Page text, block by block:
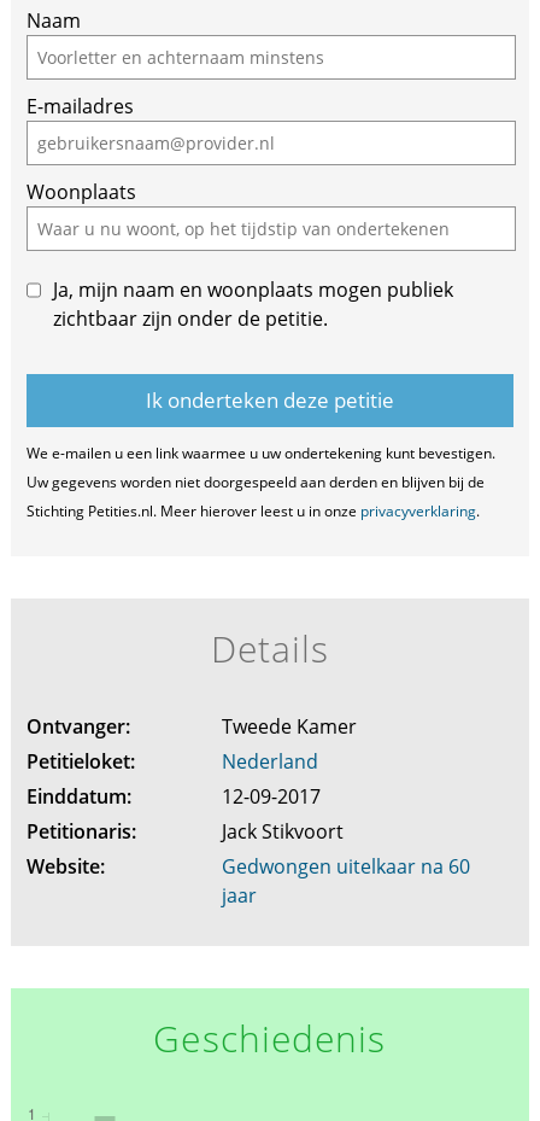
If
you
are
a
human,
ignore
this
field
Naam
E-mailadres
Woonplaats
Ja, mijn naam en woonplaats mogen publiek
zichtbaar zijn onder de petitie.
We e-mailen u een link waarmee u uw ondertekening kunt bevestigen.
Uw gegevens worden niet doorgespeeld aan derden en blijven bij de
Stichting Petities.nl. Meer hierover leest u in onze privacyverklaring.
Details
Ontvanger:
Tweede Kamer
Petitieloket:
Nederland
Einddatum:
12-09-2017
Petitionaris:
Jack Stikvoort
Website:
Gedwongen uitelkaar na 60
jaar
Geschiedenis